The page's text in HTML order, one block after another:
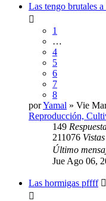
Las tengo brutales a
1
…
4
5
6
7
8
porYamal » Vie
Reproducción,
149
211076 Vistas
Último
Jue Ago 06,
Las hormigas pffff